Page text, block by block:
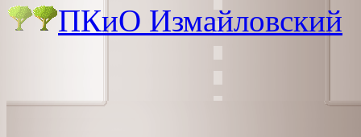
ПКиО Измайловский